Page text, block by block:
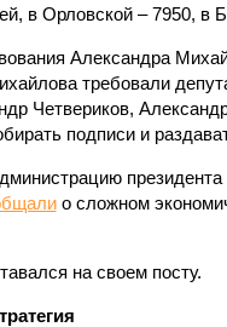
в Орловской – 7950, в
Александра
требовали
Четвериков,
подписи и
о сложном
на своем посту.